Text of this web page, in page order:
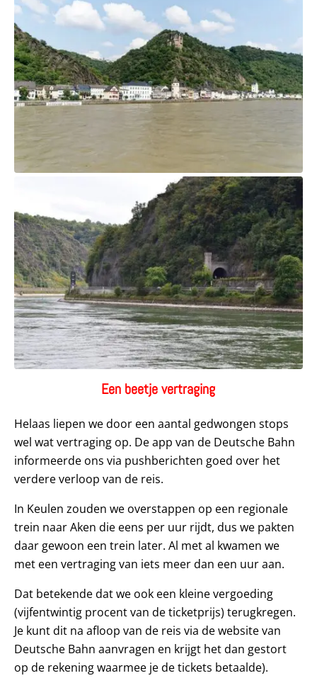
Een beetje vertraging
Helaas liepen we door een aantal gedwongen stops
wel wat vertraging op. De app van de Deutsche Bahn
informeerde ons via pushberichten goed over het
verdere verloop van de reis.
In Keulen zouden we overstappen op een regionale
trein naar Aken die eens per uur rijdt, dus we pakten
daar gewoon een trein later. Al met al kwamen we
met een vertraging van iets meer dan een uur aan.
Dat betekende dat we ook een kleine vergoeding
(vijfentwintig procent van de ticketprijs) terugkregen.
Je kunt dit na afloop van de reis via de website van
Deutsche Bahn aanvragen en krijgt het dan gestort
op de rekening waarmee je de tickets betaalde).